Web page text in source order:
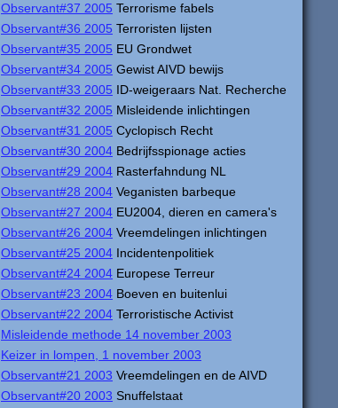
Observant#37 2005 Terrorisme fabels
Observant#36 2005 Terroristen lijsten
Observant#35 2005 EU Grondwet
Observant#34 2005 Gewist AIVD bewijs
Observant#33 2005 ID-weigeraars Nat. Recherche
Observant#32 2005 Misleidende inlichtingen
Observant#31 2005 Cyclopisch Recht
Observant#30 2004 Bedrijfsspionage acties
Observant#29 2004 Rasterfahndung NL
Observant#28 2004 Veganisten barbeque
Observant#27 2004 EU2004, dieren en camera's
Observant#26 2004 Vreemdelingen inlichtingen
Observant#25 2004 Incidentenpolitiek
Observant#24 2004 Europese Terreur
Observant#23 2004 Boeven en buitenlui
Observant#22 2004 Terroristische Activist
Misleidende methode 14 november 2003
Keizer in lompen, 1 november 2003
Observant#21 2003 Vreemdelingen en de AIVD
Observant#20 2003 Snuffelstaat